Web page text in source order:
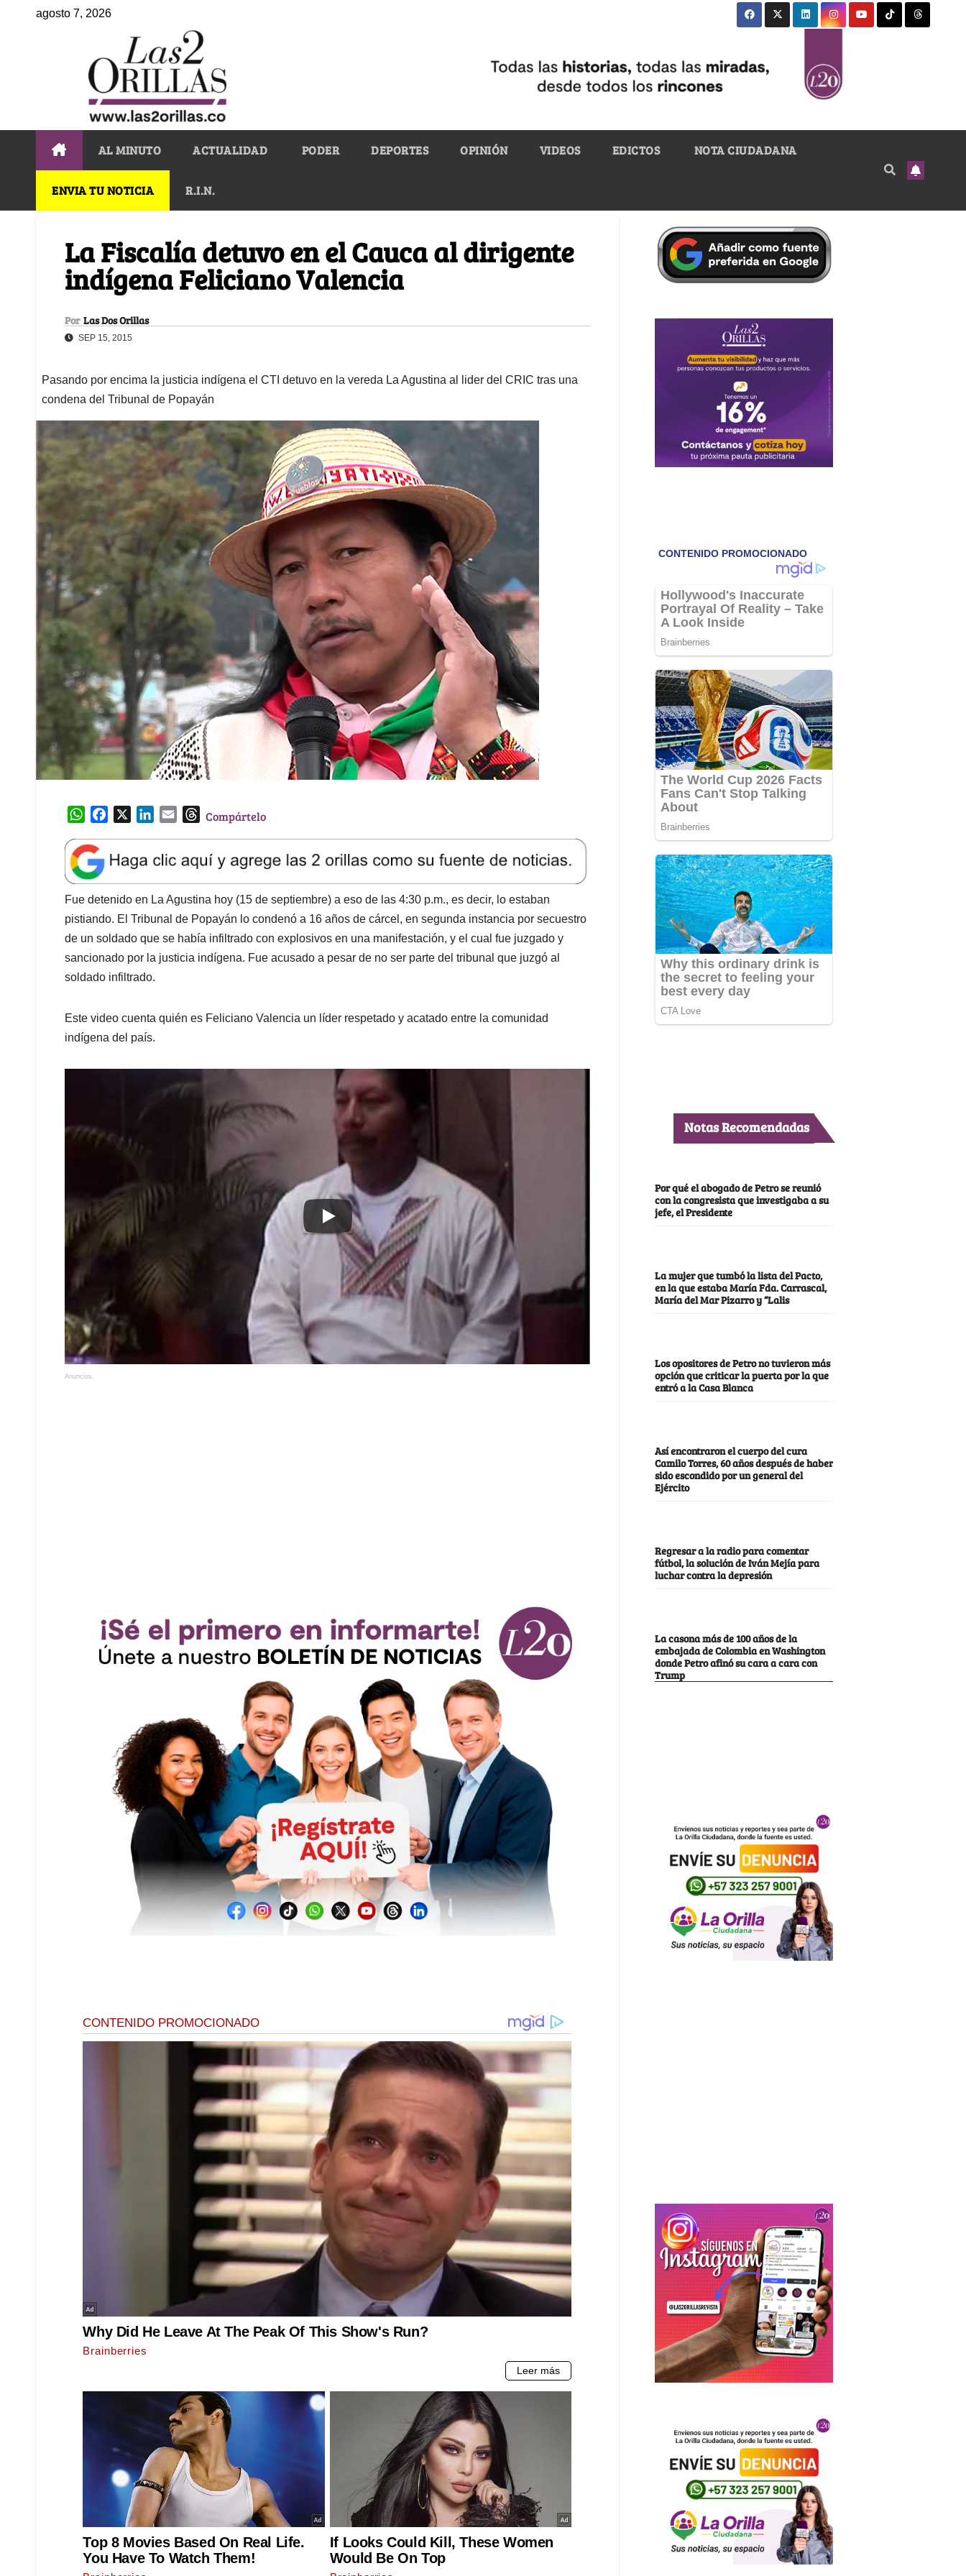
agosto 7, 2026
AL MINUTO ACTUALIDAD PODER DEPORTES OPINIÓN VIDEOS EDICTOS NOTA CIUDADANA
ENVIA TU NOTICIA R.I.N.
La Fiscalía detuvo en el Cauca al dirigente
indígena Feliciano Valencia
Por Las Dos Orillas
SEP 15, 2015
Pasando por encima la justicia indígena el CTI detuvo en la vereda La Agustina al lider del CRIC tras una
condena del Tribunal de Popayán
W
a
t
s
A
p
p
e
b
o
o
k
k
e
d
I
n
l
T
e
a
d
s
Compártelo
Fue detenido en La Agustina hoy (15 de septiembre) a eso de las 4:30 p.m., es decir, lo estaban
pistiando. El Tribunal de Popayán lo condenó a 16 años de cárcel, en segunda instancia por secuestro
de un soldado que se había infiltrado con explosivos en una manifestación, y el cual fue juzgado y
sancionado por la justicia indígena. Fue acusado a pesar de no ser parte del tribunal que juzgó al
soldado infiltrado.
Este video cuenta quién es Feliciano Valencia un líder respetado y acatado entre la comunidad
indígena del país.
Anuncios.
Notas Recomendadas
Por qué el abogado de Petro se reunió
con la congresista que investigaba a su
jefe, el Presidente
La mujer que tumbó la lista del Pacto,
en la que estaba María Fda. Carrascal,
María del Mar Pizarro y “Lalis
Los opositores de Petro no tuvieron más
opción que criticar la puerta por la que
entró a la Casa Blanca
Así encontraron el cuerpo del cura
Camilo Torres, 60 años después de haber
sido escondido por un general del
Ejército
Regresar a la radio para comentar
fútbol, la solución de Iván Mejía para
luchar contra la depresión
La casona más de 100 años de la
embajada de Colombia en Washington
donde Petro afinó su cara a cara con
Trump